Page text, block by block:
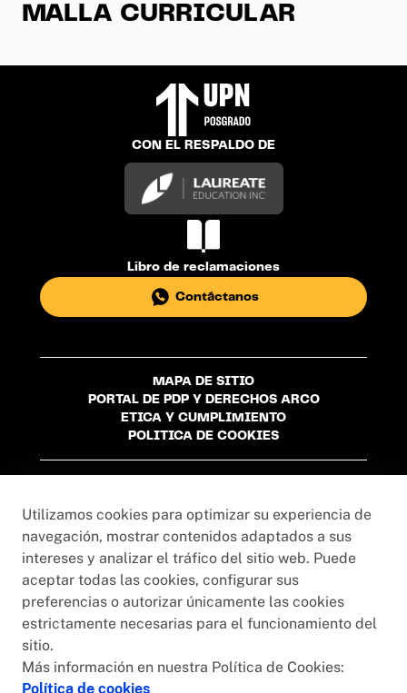
MALLA CURRICULAR
Libro de reclamaciones
Contáctanos
CON EL RESPALDO DE
MAPA DE SITIO
PORTAL DE PDP Y DERECHOS ARCO
ETICA Y CUMPLIMIENTO
POLITICA DE COOKIES
Utilizamos cookies para optimizar su experiencia de
navegación, mostrar contenidos adaptados a sus
intereses y analizar el tráfico del sitio web. Puede
aceptar todas las cookies, configurar sus
preferencias o autorizar únicamente las cookies
estrictamente necesarias para el funcionamiento del
sitio.
Más información en nuestra Política de Cookies:
Política de cookies